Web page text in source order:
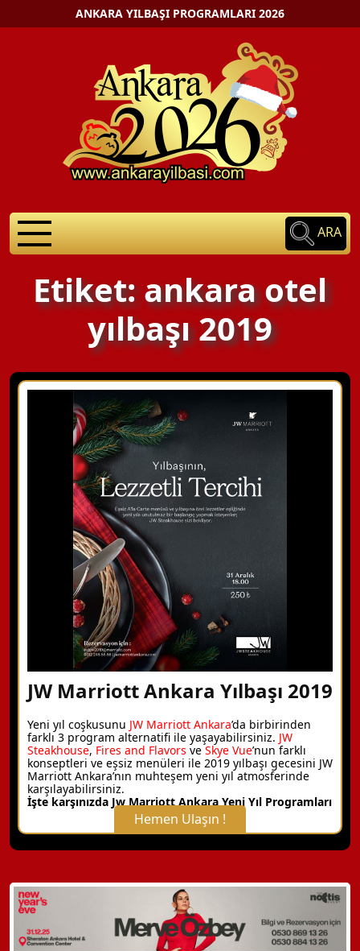
ANKARA YILBAŞI PROGRAMLARI 2026
ARA
Etiket: ankara otel
yılbaşı 2019
JW Marriott Ankara Yılbaşı 2019
Yeni yıl coşkusunu JW Marriott Ankara’da birbirinden
farklı 3 program alternatifi ile yaşayabilirsiniz. JW
Steakhouse, Fires and Flavors veSkye Vue’nun farklı
konseptleri ve eşsiz menüleri ile 2019 yılbaşı gecesini JW
Marriott Ankara’nın muhteşem yeni yıl atmosferinde
karşılayabilirsiniz.
İşte karşınızda Jw Marriott Ankara Yeni Yıl Programları
Hemen Ulaşın !
X Kapat
WhatsApp ile Bilgi Alın
Hemen Arayın